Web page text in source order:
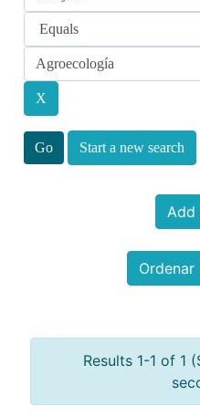
Start a new search
Add
Results 1-1 of 1